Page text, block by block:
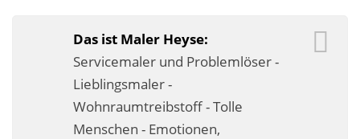
Meine gute Empfehlung
Arbeitsbühne mieten
Heyse Lifestyle
Das ist Maler Heyse:
Servicemaler und Problemlöser -
Lieblingsmaler -
Wohnraumtreibstoff - Tolle
Menschen - Emotionen,